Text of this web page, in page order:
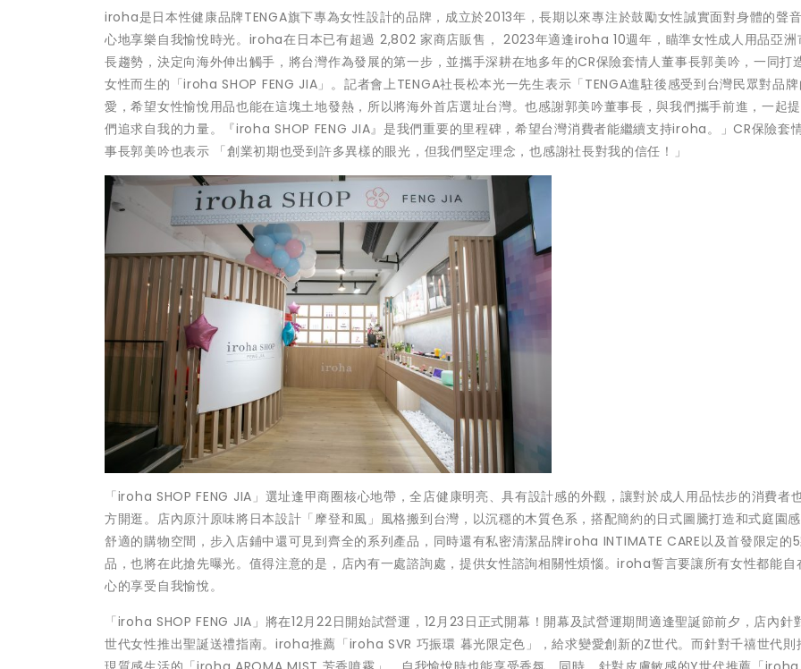
iroha是日本性健康品牌TENGA旗下專為女性設計的品牌，成立於2013年，長期以來專注於鼓勵女性誠實面對身體的聲
心地享樂自我愉悅時光。iroha在日本已有超過 2,802 家商店販售， 2023年適逢iroha 10週年，瞄準女性成人用品亞洲
長趨勢，決定向海外伸出觸手，將台灣作為發展的第一步，並攜手深耕在地多年的CR保險套情人董事長郭美吟，一同打
女性而生的「iroha SHOP FENG JIA」。記者會上TENGA社長松本光一先生表示「TENGA進駐後感受到台灣民眾對品牌
愛，希望女性愉悅用品也能在這塊土地發熱，所以將海外首店選址台灣。也感謝郭美吟董事長，與我們攜手前進，一起
們追求自我的力量。『iroha SHOP FENG JIA』是我們重要的里程碑，希望台灣消費者能繼續支持iroha。」CR保險套
事長郭美吟也表示 「創業初期也受到許多異樣的眼光，但我們堅定理念，也感謝社長對我的信任！」
「iroha SHOP FENG JIA」選址逢甲商圈核心地帶，全店健康明亮、具有設計感的外觀，讓對於成人用品怯步的消費者
方開逛。店內原汁原味將日本設計「摩登和風」風格搬到台灣，以沉穩的木質色系，搭配簡約的日式圖騰打造和式庭園
舒適的購物空間，步入店鋪中還可見到齊全的系列產品，同時還有私密清潔品牌iroha INTIMATE CARE以及首發限定的
品，也將在此搶先曝光。值得注意的是，店內有一處諮詢處，提供女性諮詢相關性煩惱。iroha誓言要讓所有女性都能自
心的享受自我愉悅。
「iroha SHOP FENG JIA」將在12月22日開始試營運，12月23日正式開幕！開幕及試營運期間適逢聖誕節前夕，店內針
世代女性推出聖誕送禮指南。iroha推薦「iroha SVR 巧振環 暮光限定色」，給求變愛創新的Z世代。而針對千禧世代則